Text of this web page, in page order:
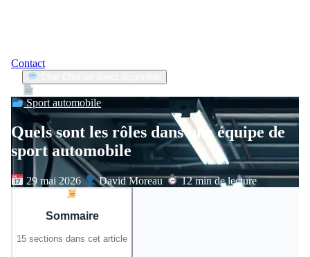
Contact
Sport automobile
Quels sont les rôles dans une équipe de
sport automobile
29 mai 2026 David Moreau 12 min de lecture
Sommaire
15 sections dans cet article